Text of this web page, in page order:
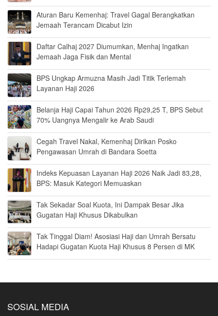
Aturan Baru Kemenhaj: Travel Gagal Berangkatkan
Jemaah Terancam Dicabut Izin
Daftar Calhaj 2027 Diumumkan, Menhaj Ingatkan
Jemaah Jaga Fisik dan Mental
BPS Ungkap Armuzna Masih Jadi Titik Terlemah
Layanan Haji 2026
Belanja Haji Capai Tahun 2026 Rp29,25 T, BPS Sebut
70% Uangnya Mengalir ke Arab Saudi
Cegah Travel Nakal, Kemenhaj Dirikan Posko
Pengawasan Umrah di Bandara Soetta
Indeks Kepuasan Layanan Haji 2026 Naik Jadi 83,28,
BPS: Masuk Kategori Memuaskan
Tak Sekadar Soal Kuota, Ini Dampak Besar Jika
Gugatan Haji Khusus Dikabulkan
Tak Tinggal Diam! Asosiasi Haji dan Umrah Bersatu
Hadapi Gugatan Kuota Haji Khusus 8 Persen di MK
SOSIAL MEDIA